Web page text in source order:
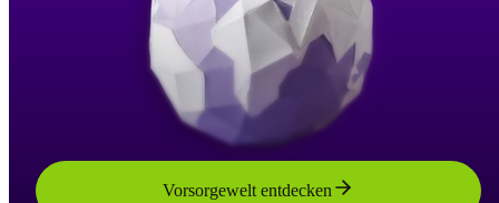
Vorsorgewelt entdecken